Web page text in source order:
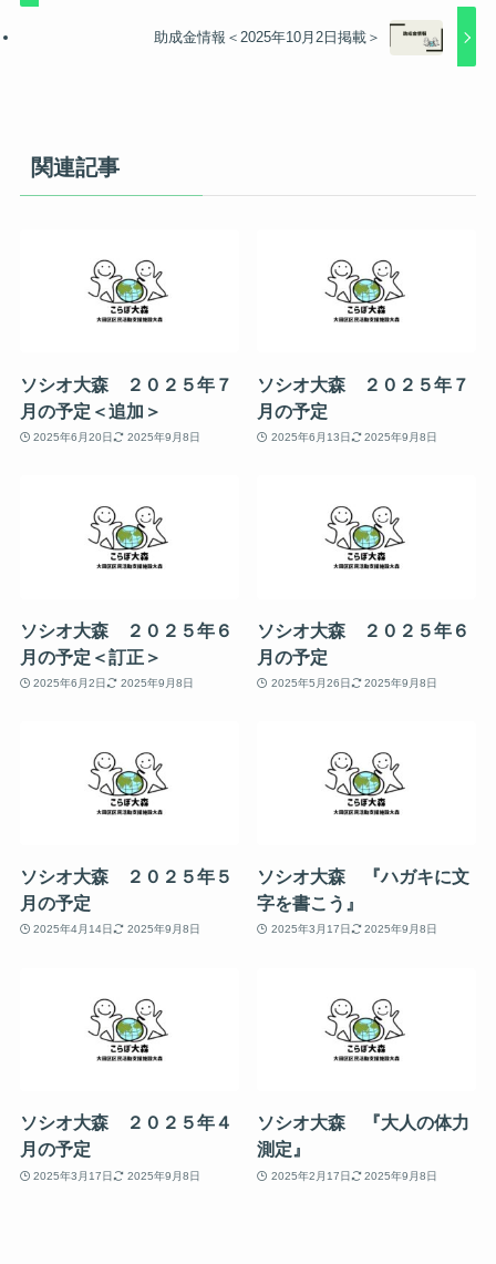
助成金情報＜2025年10月2日掲載＞
関連記事
ソシオ大森 ２０２５年７
月の予定＜追加＞
2025年6月20日 2025年9月8日
ソシオ大森 ２０２５年７
月の予定
2025年6月13日 2025年9月8日
ソシオ大森 ２０２５年６
月の予定＜訂正＞
2025年6月2日 2025年9月8日
ソシオ大森 ２０２５年６
月の予定
2025年5月26日 2025年9月8日
ソシオ大森 ２０２５年５
月の予定
2025年4月14日 2025年9月8日
ソシオ大森 『ハガキに文
字を書こう』
2025年3月17日 2025年9月8日
ソシオ大森 ２０２５年４
月の予定
2025年3月17日 2025年9月8日
ソシオ大森 『大人の体力
測定』
2025年2月17日 2025年9月8日